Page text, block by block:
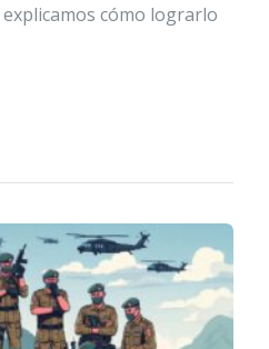
cómo lograrlo